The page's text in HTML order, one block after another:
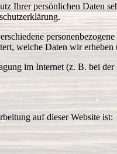
Ihrer persönlichen Daten
welche Daten wir
im Internet (z. B. bei
auf dieser Website ist: